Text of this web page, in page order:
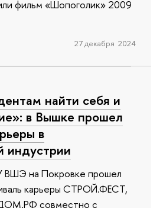
фильм «Шопоголик» 2009
27 декабря 2024
найти себя и
в Вышке прошел
в
индустрии
ВШЭ на Покровке прошел
карьеры СТРОЙ.ФЕСТ,
совместно с